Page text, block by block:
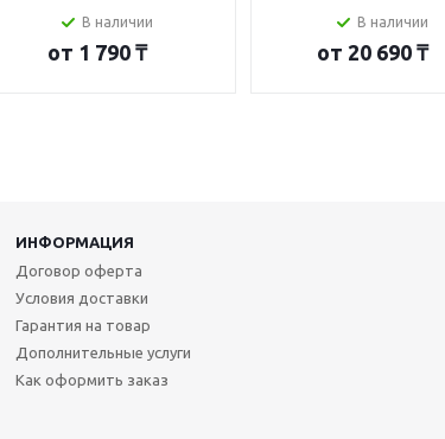
В наличии
от 1 790 ₸
В наличии
от 20 690 ₸
ИНФОРМАЦИЯ
Договор оферта
Условия доставки
Гарантия на товар
Дополнительные услуги
Как оформить заказ